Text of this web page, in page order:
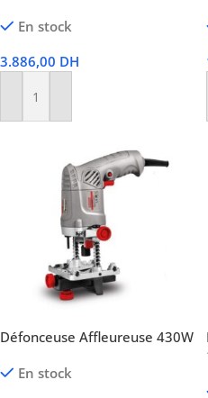
En stock
3.886,00 DH
Ajouter Au Panier
Défonceuse Affleureuse 430W
En stock